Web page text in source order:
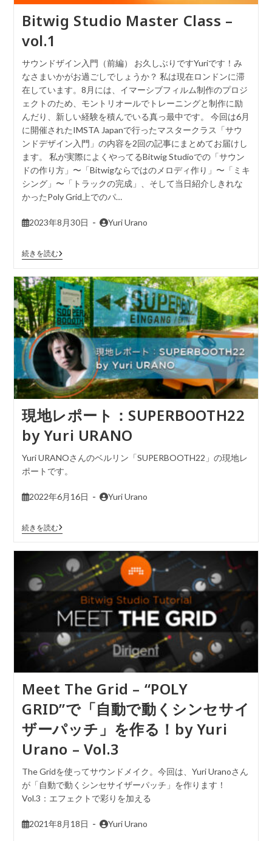
Bitwig Studio Master Class –
vol.1
サウンドザイン入門（前編） お久しぶりですYuriです！み
なさまいかがお過ごしでしょうか？ 私は現在ロンドンに滞
在しています。8月には、イマーシブフィルム制作のプロジ
ェクトのため、モントリオールでトレーニングと制作に励
んだり、新しい経験を積んでいる真っ最中です。 今回は6月
に開催されたIMSTA Japanで行ったマスタークラス「サウ
ンドデザイン入門」の内容を2回の記事にまとめてお届けし
ます。 私が実際によくやってるBitwig Studioでの「サウン
ドの作り方」〜「Bitwigならではのメロディ作り」〜「ミキ
シング」〜「トラックの完成」、そして当日紹介しきれな
かったPoly Grid上でのパ…
2023年8月30日 Yuri Urano
続きを読む
現地レポート：SUPERBOOTH22
by Yuri URANO
Yuri URANOさんのベルリン「SUPERBOOTH22」の現地レ
ポートです。
2022年6月16日 Yuri Urano
続きを読む
Meet The Grid – “POLY
GRID”で「自動で動くシンセサイ
ザーパッチ」を作る！by Yuri
Urano – Vol.3
The Gridを使ってサウンドメイク。今回は、Yuri Uranoさん
が「自動で動くシンセサイザーパッチ」を作ります！
Vol.3：エフェクトで彩りを加える
2021年8月18日 Yuri Urano